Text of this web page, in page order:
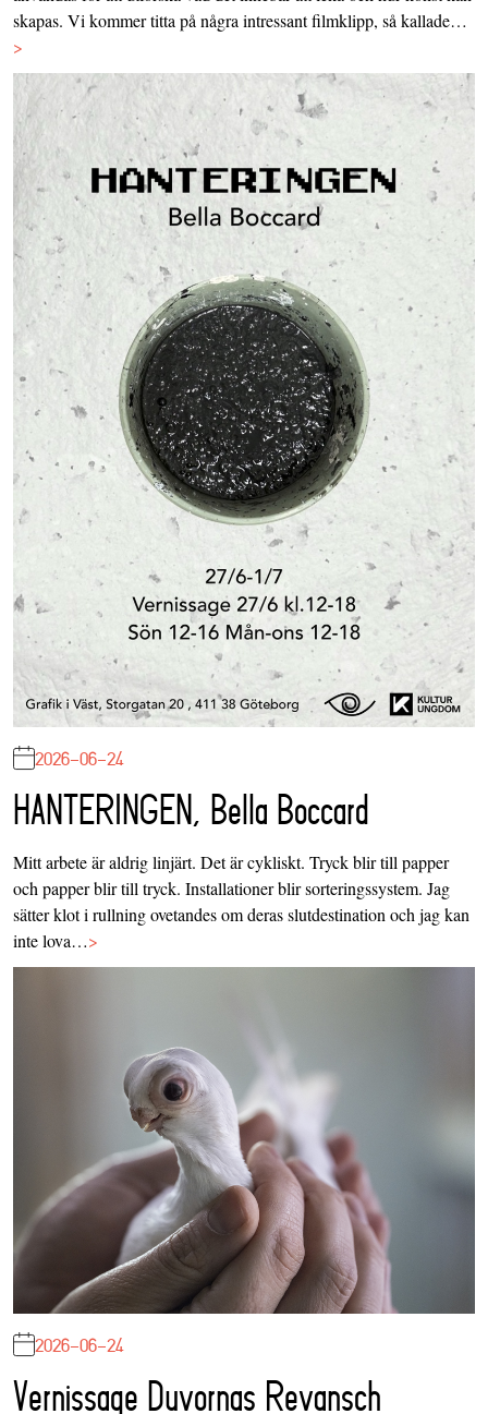
skapas. Vi kommer titta på några intressant filmklipp, så kallade…
>
2026-06-24
HANTERINGEN, Bella Boccard
Mitt arbete är aldrig linjärt. Det är cykliskt. Tryck blir till papper
och papper blir till tryck. Installationer blir sorteringssystem. Jag
sätter klot i rullning ovetandes om deras slutdestination och jag kan
inte lova…>
2026-06-24
Vernissage Duvornas Revansch